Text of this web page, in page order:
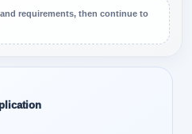
requirements, then continue to